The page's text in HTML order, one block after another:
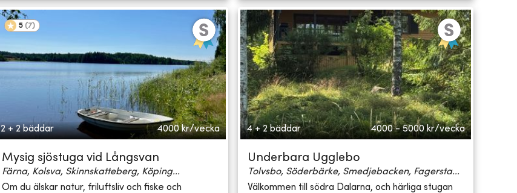
5 (7)
2 + 2 bäddar 4000 kr/vecka
Mysig sjöstuga vid Långsvan
Färna, Kolsva, Skinnskatteberg, Köping...
Om du älskar natur, friluftsliv och fiske och
4 + 2 bäddar 4000 - 5000 kr/vecka
Underbara Ugglebo
Tolvsbo, Söderbärke, Smedjebacken, Fagersta...
Välkommen till södra Dalarna, och härliga stugan